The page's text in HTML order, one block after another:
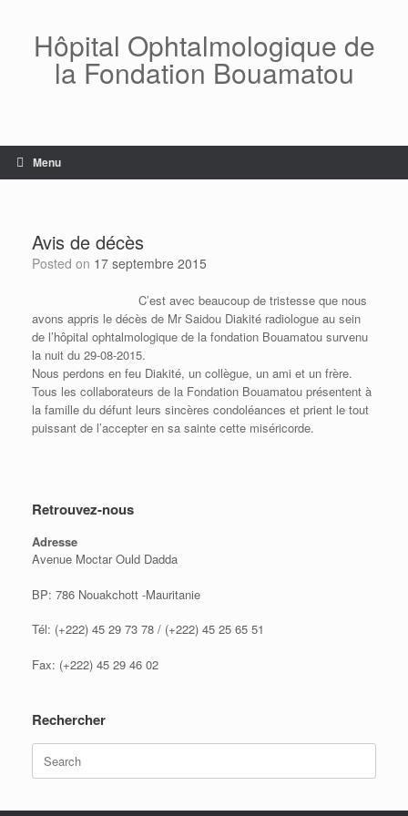
contentHôpital Ophtalmologique de
la Fondation Bouamatou
Menu
Avis de décès
Posted on 17 septembre 2015
C’est avec beaucoup de tristesse que nous
avons appris le décès de Mr Saidou Diakité radiologue au sein
de l’hôpital ophtalmologique de la fondation Bouamatou survenu
la nuit du 29-08-2015.
Nous perdons en feu Diakité, un collègue, un ami et un frère.
Tous les collaborateurs de la Fondation Bouamatou présentent à
la famille du défunt leurs sincères condoléances et prient le tout
puissant de l’accepter en sa sainte cette miséricorde.
Retrouvez-nous
Adresse
Avenue Moctar Ould Dadda
BP: 786 Nouakchott -Mauritanie
Tél: (+222) 45 29 73 78 / (+222) 45 25 65 51
Fax: (+222) 45 29 46 02
Rechercher
Search
for: